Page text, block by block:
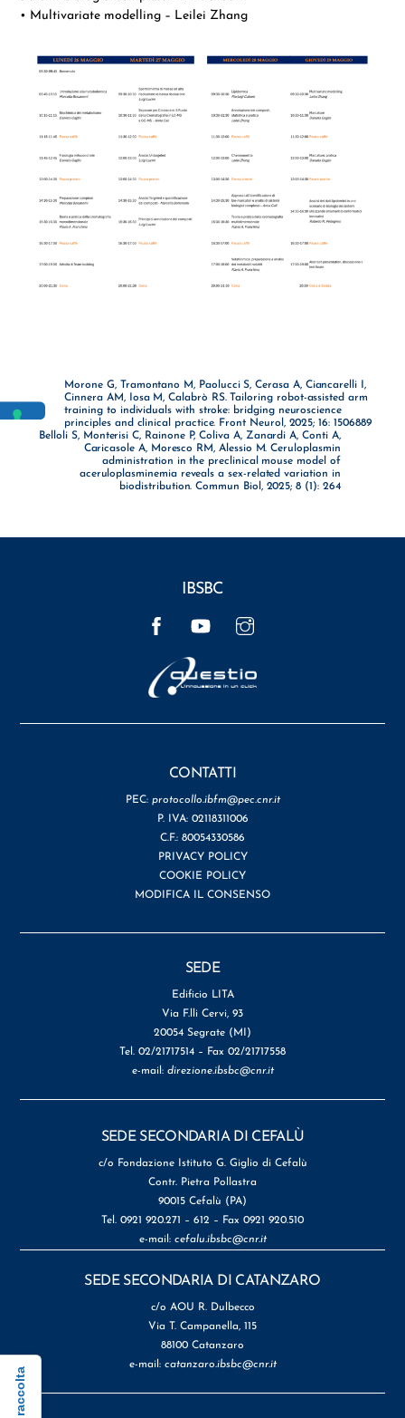
• Multivariate modelling – Leilei Zhang
Morone G, Tramontano M, Paolucci S, Cerasa A, Ciancarelli I,
Cinnera AM, Iosa M, Calabrò RS. Tailoring robot-assisted arm
training to individuals with stroke: bridging neuroscience
principles and clinical practice. Front Neurol, 2025; 16: 1506889
Belloli S, Monterisi C, Rainone P, Coliva A, Zanardi A, Conti A,
Caricasole A, Moresco RM, Alessio M. Ceruloplasmin
administration in the preclinical mouse model of
aceruloplasminemia reveals a sex-related variation in
biodistribution. Commun Biol, 2025; 8 (1): 264
IBSBC
CONTATTI
PEC: protocollo.ibfm@pec.cnr.it
P. IVA: 02118311006
C.F.: 80054330586
PRIVACY POLICY
COOKIE POLICY
MODIFICA IL CONSENSO
SEDE
Edificio LITA
Via F.lli Cervi, 93
20054 Segrate (MI)
Tel. 02/21717514 – Fax 02/21717558
e-mail: direzione.ibsbc@cnr.it
SEDE SECONDARIA DI CEFALÙ
c/o Fondazione Istituto G. Giglio di Cefalù
Contr. Pietra Pollastra
90015 Cefalù (PA)
Tel. 0921 920.271 – 612 – Fax 0921 920.510
e-mail: cefalu.ibsbc@cnr.it
SEDE SECONDARIA DI CATANZARO
c/o AOU R. Dulbecco
Via T. Campanella, 115
88100 Catanzaro
e-mail: catanzaro.ibsbc@cnr.it